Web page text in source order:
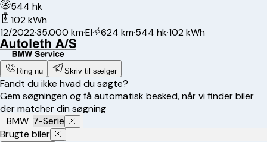
544 hk
102 kWh
12/2022·35.000 km·El· 624 km·544 hk·102 kWh
Ring nu Skriv til sælger
Fandt du ikke hvad du søgte?
Gem søgningen og få automatisk besked, når vi finder biler
der matcher din søgning
BMW 7-Serie
Brugte biler